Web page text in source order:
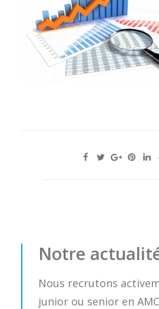
Notre
Nous recrutons
junior ou senior en